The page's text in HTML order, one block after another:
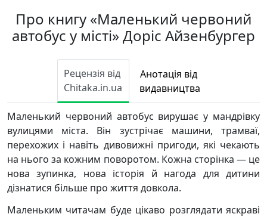
Про книгу «Маленький червоний
автобус у місті» Доріс Айзенбургер
Рецензія від
Chitaka.in.ua
Анотація від
видавництва
Маленький червоний автобус вирушає у мандрівку
вулицями міста. Він зустрічає машини, трамваї,
перехожих і навіть дивовижні пригоди, які чекають
на нього за кожним поворотом. Кожна сторінка — це
нова зупинка, нова історія й нагода для дитини
дізнатися більше про життя довкола.
Маленьким читачам буде цікаво розглядати яскраві